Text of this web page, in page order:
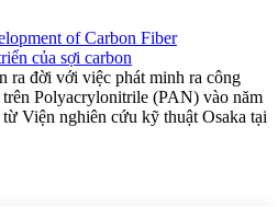
của sợi carbon
ra đời với việc phát minh ra công
Polyacrylonitrile (PAN) vào năm
Viện nghiên cứu kỹ thuật Osaka tại